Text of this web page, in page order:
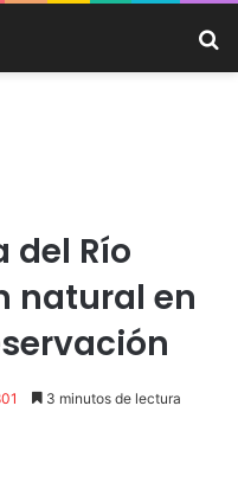
del Río
natural en
3 minutos de lectura